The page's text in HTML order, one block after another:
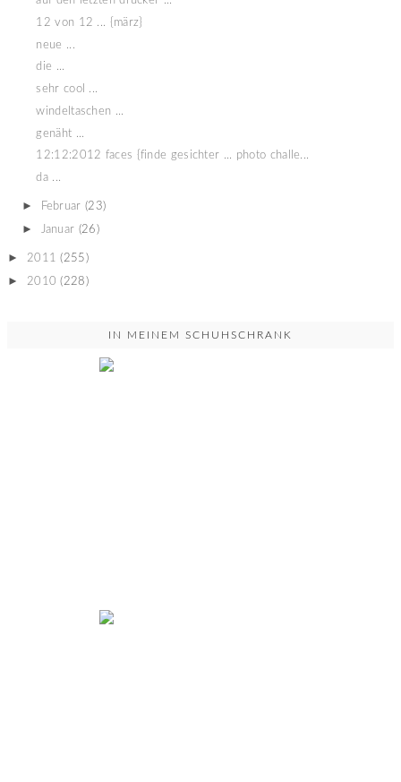
12 von 12 ... {märz}
neue ...
die ...
sehr cool ...
windeltaschen ...
genäht ...
12:12:2012 faces {finde gesichter ... photo challe...
da ...
► Februar (23)
► Januar (26)
► 2011 (255)
► 2010 (228)
IN MEINEM SCHUHSCHRANK